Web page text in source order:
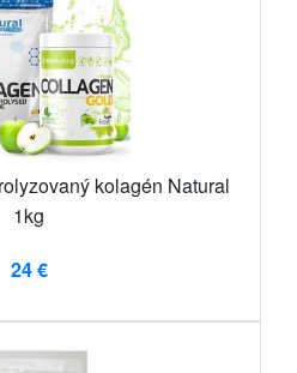
kolagén Natural
1kg
24 €